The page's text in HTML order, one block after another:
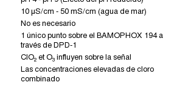
10 μS/cm - 50 mS/cm (agua de mar)
No es necesario
1 único punto sobre el BAMOPHOX 194 a
través de DPD-1
ClO₂ et O₃ influyen sobre la señal
Las concentraciones elevadas de cloro
combinado